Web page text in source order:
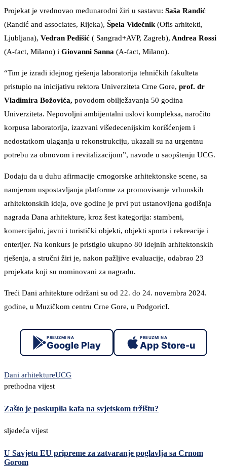
Projekat je vrednovao međunarodni žiri u sastavu: Saša Randić
(Randić and associates, Rijeka), Špela Videčnik (Ofis arhitekti,
Ljubljana), Vedran Pedišić ( Sangrad+AVP, Zagreb), Andrea Rossi
(A-fact, Milano) i Giovanni Sanna (A-fact, Milano).
“Tim je izradi idejnog rješenja laboratorija tehničkih fakulteta
pristupio na inicijativu rektora Univerziteta Crne Gore, prof. dr
Vladimira Božovića, povodom obilježavanja 50 godina
Univerziteta. Nepovoljni ambijentalni uslovi kompleksa, naročito
korpusa laboratorija, izazvani višedecenijskim korišćenjem i
nedostatkom ulaganja u rekonstrukciju, ukazali su na urgentnu
potrebu za obnovom i revitalizacijom”, navode u saopštenju UCG.
Dodaju da u duhu afirmacije crnogorske arhitektonske scene, sa
namjerom uspostavljanja platforme za promovisanje vrhunskih
arhitektonskih ideja, ove godine je prvi put ustanovljena godišnja
nagrada Dana arhitekture, kroz šest kategorija: stambeni,
komercijalni, javni i turistički objekti, objekti sporta i rekreacije i
enterijer. Na konkurs je pristiglo ukupno 80 idejnih arhitektonskih
rješenja, a stručni žiri je, nakon pažljive evaluacije, odabrao 23
projekata koji su nominovani za nagradu.
Treći Dani arhitekture održani su od 22. do 24. novembra 2024.
godine, u Muzičkom centru Crne Gore, u PodgoricI.
PREUZMI NA
Google Play
PREUZMI NA
App Store-u
Dani arhitektureUCG
prethodna vijest
Zašto je poskupila kafa na svjetskom tržištu?
sljedeća vijest
U Savjetu EU pripreme za zatvaranje poglavlja sa Crnom
Gorom